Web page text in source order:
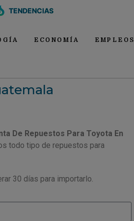
TENDENCIAS
ECONOMÍA EMPLEOS
De Repuestos Para Toyota En
todo tipo de repuestos para
30 días para importarlo.